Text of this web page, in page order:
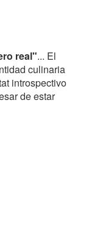
real"... El
culinaria
introspectivo
de estar